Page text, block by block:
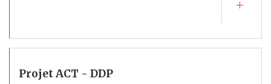
Projet ACT - DDP